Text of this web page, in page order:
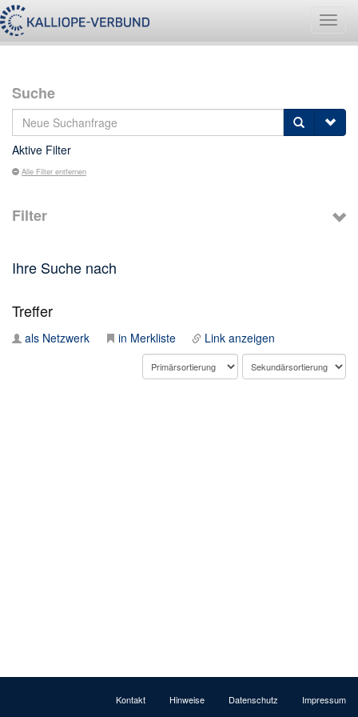
Suche
Aktive Filter
Alle Filter entfernen
Filter
Ihre Suche nach
Treffer
als Netzwerk in Merkliste Link anzeigen
Kontakt Hinweise Datenschutz Impressum